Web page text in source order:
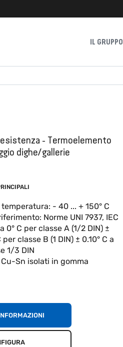
IL GRUPPO
- Termoelemento
dighe/gallerie
- 40 ... + 150° C
Norme UNI 7937, IEC
0° C per classe A (1/2 DIN) ±
per classe B (1 DIN) ± 0.10° C a
1/3 DIN
Sn isolati in gomma